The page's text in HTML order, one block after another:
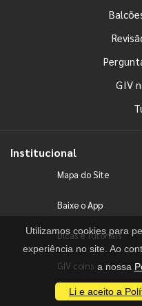
GIV
Institucional
Mapa do Site
Baixe o App
Dicas e Tutoriais
GIV coins
Fale conosco
Utilizamos cookies para
experiência no site. Ao
a nossa
Li e aceito a